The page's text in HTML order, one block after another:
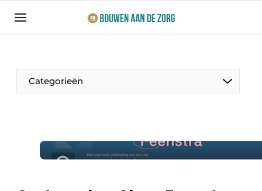
Aanmelden
Bedrijven
Bouwen aan de Zorg | Vakblad over bouw en
Direct contact
Jaarboek
Categorieën
Productinformatie